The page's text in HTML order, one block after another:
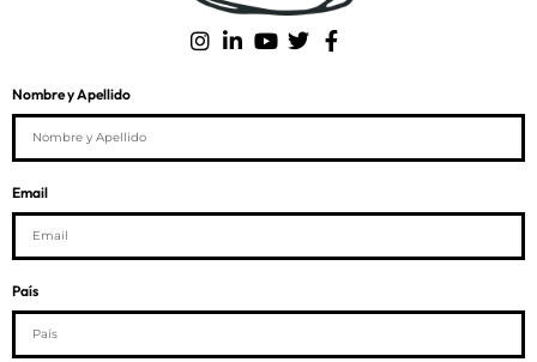
Nombre y Apellido
Email
País